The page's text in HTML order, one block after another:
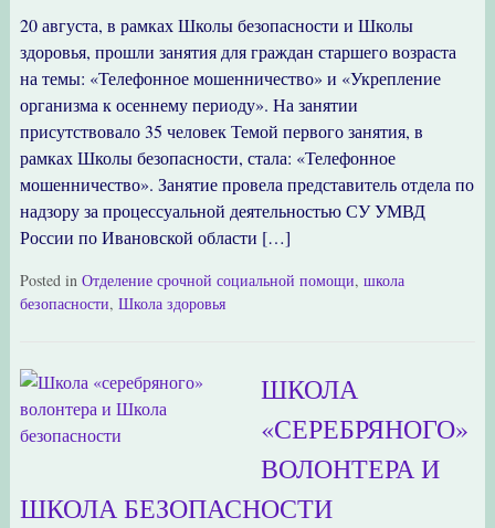
20 августа, в рамках Школы безопасности и Школы
здоровья, прошли занятия для граждан старшего возраста
на темы: «Телефонное мошенничество» и «Укрепление
организма к осеннему периоду». На занятии
присутствовало 35 человек Темой первого занятия, в
рамках Школы безопасности, стала: «Телефонное
мошенничество». Занятие провела представитель отдела по
надзору за процессуальной деятельностью СУ УМВД
России по Ивановской области […]
Posted in Отделение срочной социальной помощи, школа
безопасности, Школа здоровья
ШКОЛА
«СЕРЕБРЯНОГО»
ВОЛОНТЕРА И
ШКОЛА БЕЗОПАСНОСТИ